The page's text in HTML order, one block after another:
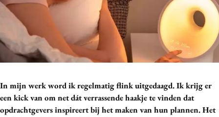
Bureaus
Campagnes
Carriere
Contentmarketing
Customer Experience
Data & Insights
Design
In mijn werk word ik regelmatig flink uitgedaagd. Ik krijg er
een kick van om net dát verrassende haakje te vinden dat
opdrachtgevers inspireert bij het maken van hun plannen. Het